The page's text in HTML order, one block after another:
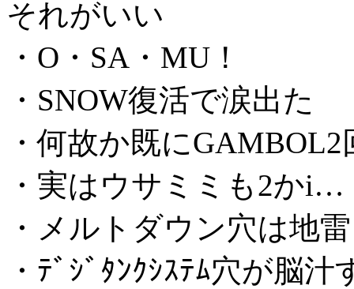
それがいい
・O・SA・MU！
・SNOW復活で涙出た
・何故か既に
・実はウサミミも2かi…
・メルトダウン穴は地雷
・ﾃﾞｼﾞﾀﾝｸｼｽﾃﾑ穴が脳汁